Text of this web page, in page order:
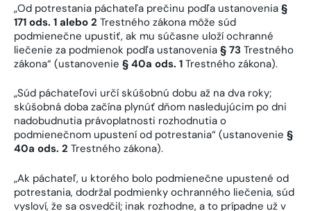
„Od potrestania páchateľa prečinu podľa ustanovenia §
171 ods. 1 alebo 2 Trestného zákona môže súd
podmienečne upustiť, ak mu súčasne uloží ochranné
liečenie za podmienok podľa ustanovenia § 73 Trestného
zákona“ (ustanovenie § 40a ods. 1 Trestného zákona).
„Súd páchateľovi určí skúšobnú dobu až na dva roky;
skúšobná doba začína plynúť dňom nasledujúcim po dni
nadobudnutia právoplatnosti rozhodnutia o
podmienečnom upustení od potrestania“ (ustanovenie §
40a ods. 2 Trestného zákona).
„Ak páchateľ, u ktorého bolo podmienečne upustené od
potrestania, dodržal podmienky ochranného liečenia, súd
vysloví, že sa osvedčil; inak rozhodne, a to prípadne už v